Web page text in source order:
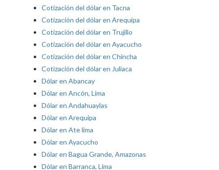
Cotización del dólar en Tacna
Cotización del dólar en Arequipa
Cotización del dólar en Trujillo
Cotización del dólar en Ayacucho
Cotización del dólar en Chincha
Cotización del dólar en Juliaca
Dólar en Abancay
Dólar en Ancón, Lima
Dólar en Andahuaylas
Dólar en Arequipa
Dólar en Ate lima
Dólar en Ayacucho
Dólar en Bagua Grande, Amazonas
Dólar en Barranca, Lima